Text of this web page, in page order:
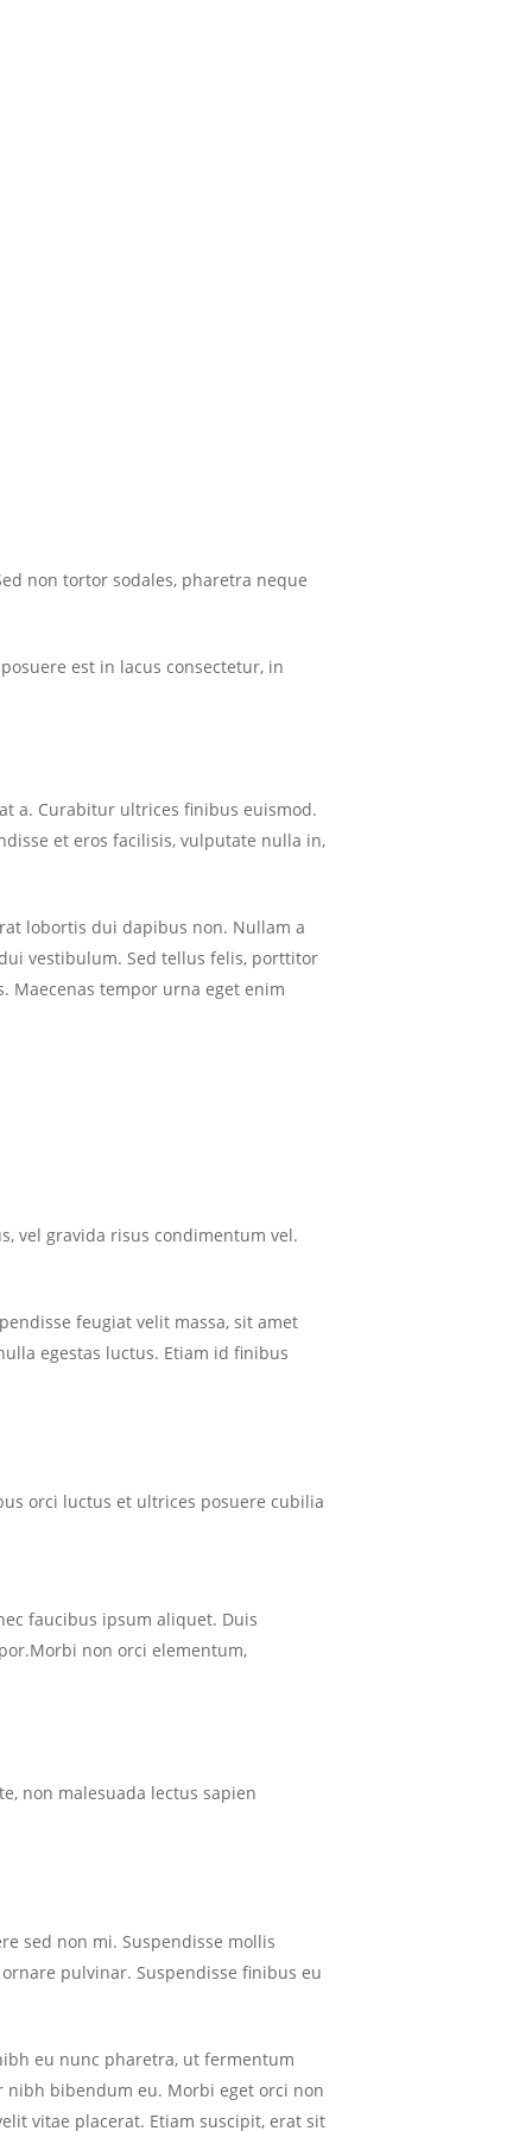
non tortor sodales, pharetra neque
est in lacus consectetur, in
a. Curabitur ultrices finibus euismod.
et eros facilisis, vulputate nulla in,
lobortis dui dapibus non. Nullam a
vestibulum. Sed tellus felis, porttitor
Maecenas tempor urna eget enim
vel gravida risus condimentum vel.
feugiat velit massa, sit amet
egestas luctus. Etiam id finibus
orci luctus et ultrices posuere cubilia
faucibus ipsum aliquet. Duis
non orci elementum,
non malesuada lectus sapien
sed non mi. Suspendisse mollis
pulvinar. Suspendisse finibus eu
eu nunc pharetra, ut fermentum
nibh bibendum eu. Morbi eget orci non
vitae placerat. Etiam suscipit, erat sit